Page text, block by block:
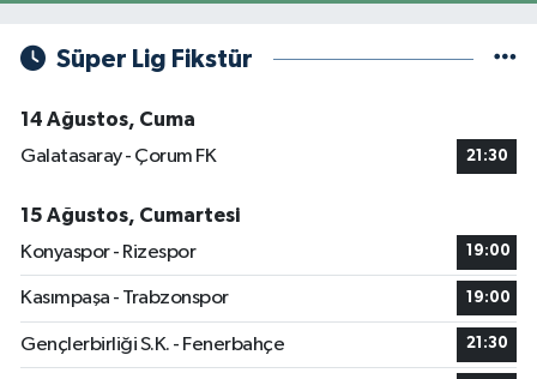
Süper Lig Fikstür
14 Ağustos, Cuma
Galatasaray - Çorum FK
21:30
15 Ağustos, Cumartesi
Konyaspor - Rizespor
19:00
Kasımpaşa - Trabzonspor 19:00
Gençlerbirliği S.K. - Fenerbahçe 21:30